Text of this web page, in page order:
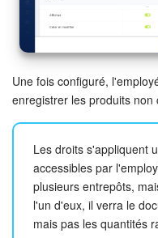
Une fois configuré,
enregistrer les produits non
Les droits s'appliquent
accessibles par
plusieurs entrepôts,
l'un d'eux, il verra le
mais pas les quantités